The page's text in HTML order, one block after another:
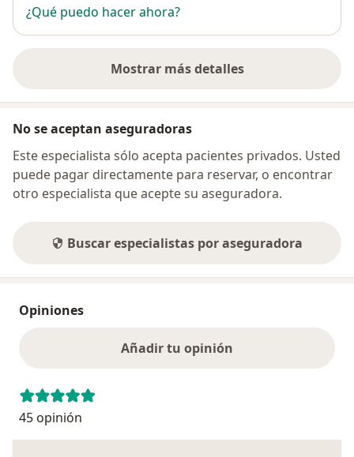
¿Qué puedo hacer ahora?
Mostrar más detalles
sobre la dirección
No se aceptan aseguradoras
Este especialista sólo acepta pacientes privados. Usted
puede pagar directamente para reservar, o encontrar
otro especialista que acepte su aseguradora.
Buscar especialistas por aseguradora
Opiniones
Añadir tu opinión
45 opinión